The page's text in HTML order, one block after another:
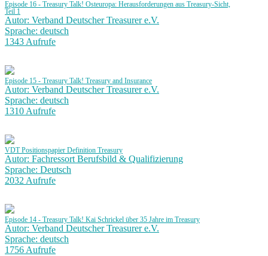
Episode 16 - Treasury Talk! Osteuropa: Herausforderungen aus Treasury-Sicht,
Teil 1
Autor: Verband Deutscher Treasurer e.V.
Sprache: deutsch
1343 Aufrufe
Episode 15 - Treasury Talk! Treasury and Insurance
Autor: Verband Deutscher Treasurer e.V.
Sprache: deutsch
1310 Aufrufe
VDT Positionspapier Definition Treasury
Autor: Fachressort Berufsbild & Qualifizierung
Sprache: Deutsch
2032 Aufrufe
Episode 14 - Treasury Talk! Kai Schrickel über 35 Jahre im Treasury
Autor: Verband Deutscher Treasurer e.V.
Sprache: deutsch
1756 Aufrufe